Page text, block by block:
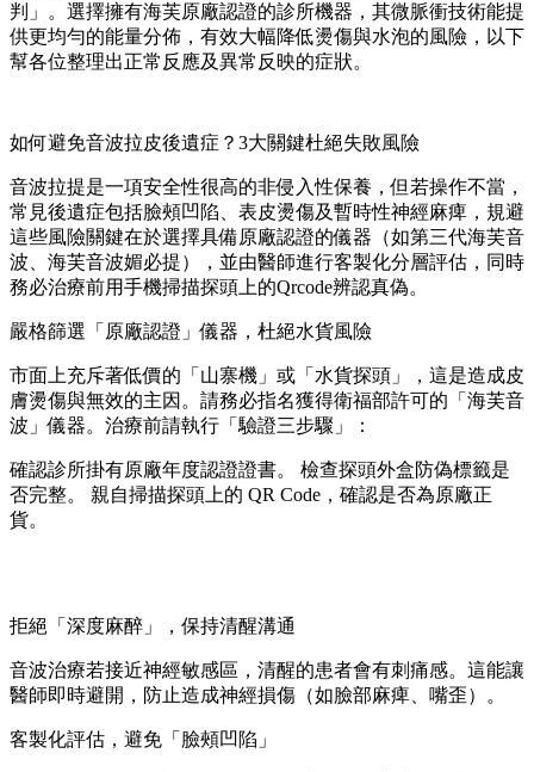
判」。選擇擁有海芙原廠認證的診所機器，其微脈衝技術能提
供更均勻的能量分佈，有效大幅降低燙傷與水泡的風險，以下
幫各位整理出正常反應及異常反映的症狀。
如何避免音波拉皮後遺症？3大關鍵杜絕失敗風險
音波拉提是一項安全性很高的非侵入性保養，但若操作不當，
常見後遺症包括臉頰凹陷、表皮燙傷及暫時性神經麻痺，規避
這些風險關鍵在於選擇具備原廠認證的儀器（如第三代海芙音
波、海芙音波媚必提），並由醫師進行客製化分層評估，同時
務必治療前用手機掃描探頭上的Qrcode辨認真偽。
嚴格篩選「原廠認證」儀器，杜絕水貨風險
市面上充斥著低價的「山寨機」或「水貨探頭」，這是造成皮
膚燙傷與無效的主因。請務必指名獲得衛福部許可的「海芙音
波」儀器。治療前請執行「驗證三步驟」：
確認診所掛有原廠年度認證證書。 檢查探頭外盒防偽標籤是
否完整。 親自掃描探頭上的 QR Code，確認是否為原廠正
貨。
拒絕「深度麻醉」，保持清醒溝通
音波治療若接近神經敏感區，清醒的患者會有刺痛感。這能讓
醫師即時避開，防止造成神經損傷（如臉部麻痺、嘴歪）。
客製化評估，避免「臉頰凹陷」